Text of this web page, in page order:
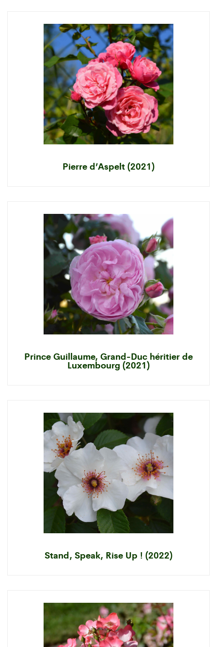
Pierre d’Aspelt (2021)
Prince Guillaume, Grand-Duc héritier de
Luxembourg (2021)
Stand, Speak, Rise Up ! (2022)